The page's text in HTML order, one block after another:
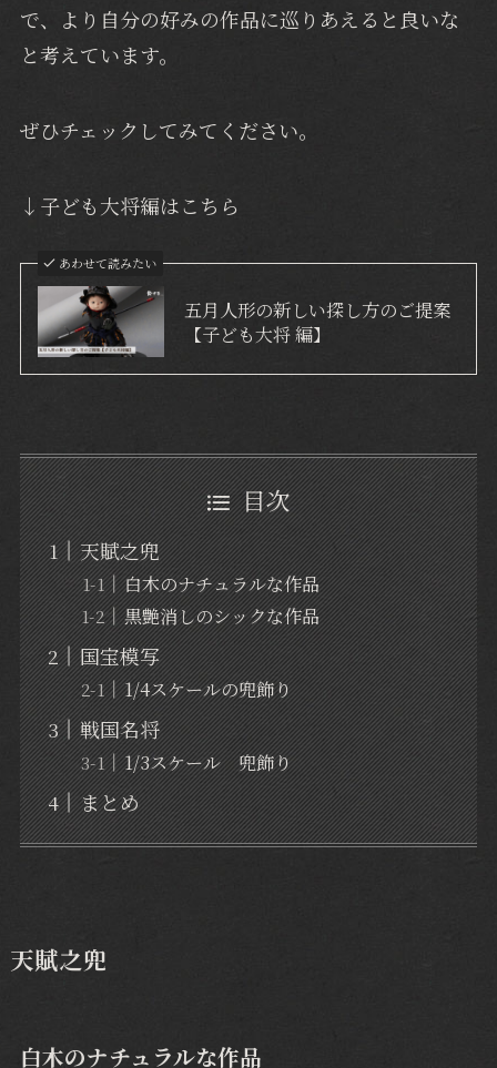
で、より自分の好みの作品に巡りあえると良いな
と考えています。
ぜひチェックしてみてください。
↓子ども大将編はこちら
あわせて読みたい
五月人形の新しい探し方のご提案
【子ども大将 編】
目次
天賦之兜
白木のナチュラルな作品
黒艶消しのシックな作品
国宝模写
1/4スケールの兜飾り
戦国名将
1/3スケール 兜飾り
まとめ
天賦之兜
白木のナチュラルな作品